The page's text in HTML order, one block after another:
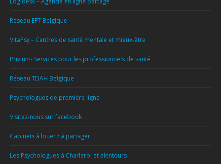
Réseau EFT Belgique
VitaPsy – Centres de santé mentale et mieux-être
Privium- Services pour les professionnels de santé
Réseau TDAH Belgique
Psychologues de première ligne
Visitez-nous sur facebook
Cabinets à louer / à partager
Les Psychologues à Charleroi et alentours